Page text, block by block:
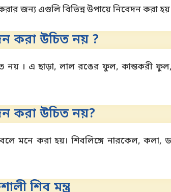
জন্য এগুলি বিভিন্ন উপায়ে নিবেদন করা হয়
করা উচিত নয় ?
নয় । এ ছাড়া, লাল রঙের ফুল, কান্তকরী
করা উচিত নয়?
মনে করা হয়। শিবলিঙ্গে নারকেল,
শিব মন্ত্র